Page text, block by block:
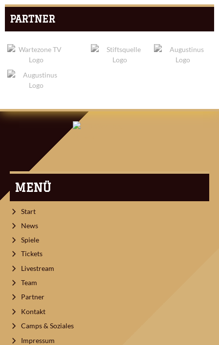
PARTNER
MENÜ
Start
News
Spiele
Tickets
Livestream
Team
Partner
Kontakt
Camps & Soziales
Impressum